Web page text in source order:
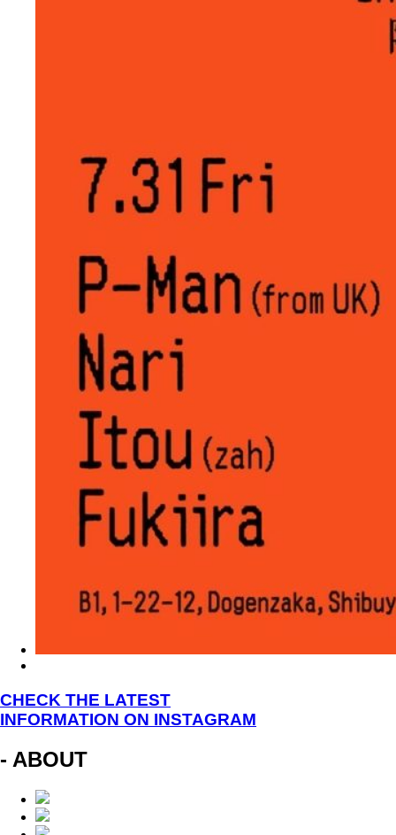
CHECK THE LATEST
INFORMATION ON INSTAGRAM
- ABOUT